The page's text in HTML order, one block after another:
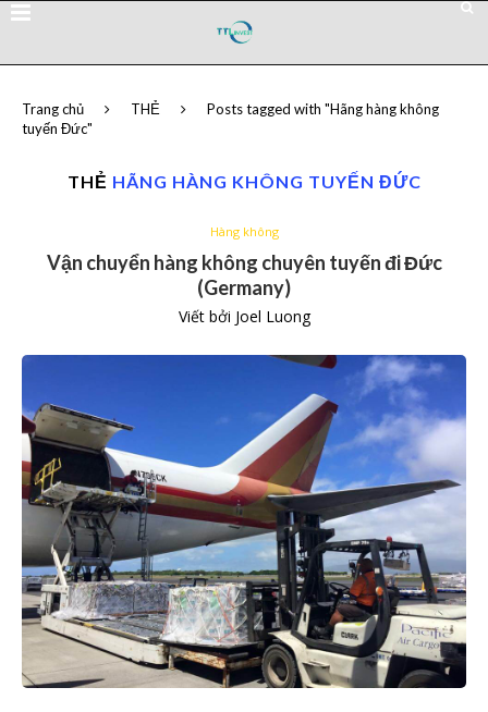
Trang chủ THẺ
Posts tagged with "Hãng hàng không
tuyến Đức"
THẺ HÃNG HÀNG KHÔNG TUYẾN ĐỨC
Hàng không
Vận chuyển hàng không chuyên tuyến đi Đức
(Germany)
Viết bởi Joel Luong